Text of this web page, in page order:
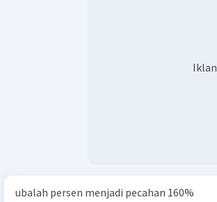
Iklan
ubalah persen menjadi pecahan 160%